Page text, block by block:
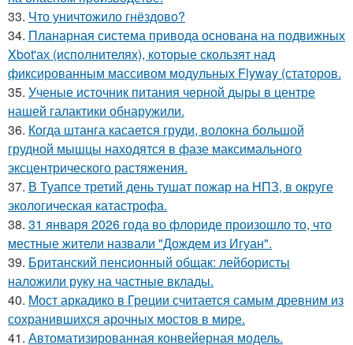
33. Что уничтожило гнёздово?
34. Планарная система привода основана на подвижных
Xbot'ах (исполнителях), которые скользят над
фиксированным массивом модульных Flyway (статоров.
35. Ученые источник питания черной дыры в центре
нашей галактики обнаружили.
36. Когда штанга касается груди, волокна большой
грудной мышцы находятся в фазе максимального
эксцентрического растяжения.
37. В Туапсе третий день тушат пожар на НПЗ, в округе
экологическая катастрофа.
38. 31 января 2026 года во флориде произошло то, что
местные жители назвали "Дождем из Игуан".
39. Британский пенсионный общак: лейбористы
наложили руку на частные вклады.
40. Мост аркадико в Греции считается самым древним из
сохранившихся арочных мостов в мире.
41. Автоматизированная конвейерная модель.